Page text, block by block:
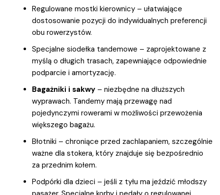
Regulowane mostki kierownicy – ułatwiające
dostosowanie pozycji do indywidualnych preferencji
obu rowerzystów.
Specjalne siodełka tandemowe – zaprojektowane z
myślą o długich trasach, zapewniające odpowiednie
podparcie i amortyzację.
Bagażniki i sakwy – niezbędne na dłuższych
wyprawach. Tandemy mają przewagę nad
pojedynczymi rowerami w możliwości przewożenia
większego bagażu.
Błotniki – chroniące przed zachlapaniem, szczególnie
ważne dla stokera, który znajduje się bezpośrednio
za przednim kołem.
Podpórki dla dzieci – jeśli z tyłu ma jeździć młodszy